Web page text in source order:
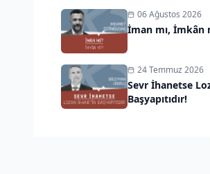
06 Ağustos 2026
İman mı, İmkân
24 Temmuz 2026
Sevr İhanetse
Başyapıtıdır!